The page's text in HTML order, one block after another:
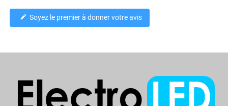
edit Soyez le premier à donner votre avis